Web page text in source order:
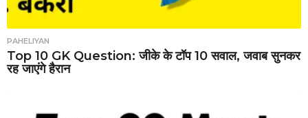
PAHELIYAN
Top 10 GK Question: जीके के टॉप 10 सवाल, जवाब सुनकर
रह जाएंगे हैरान